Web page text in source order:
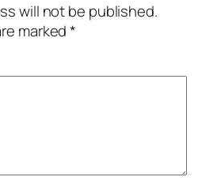
will not be published.
marked*